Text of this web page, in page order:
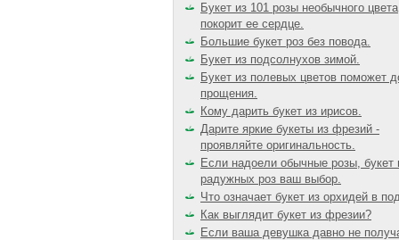
Букет из 101 розы необычного цвета
покорит ее сердце.
Большие букет роз без повода.
Букет из подсолнухов зимой.
Букет из полевых цветов поможет
прощения.
Кому дарить букет из ирисов.
Дарите яркие букеты из фрезий -
проявляйте оригинальность.
Если надоели обычные розы, букет
радужных роз ваш выбор.
Что означает букет из орхидей в
Как выглядит букет из фрезии?
Если ваша девушка давно не